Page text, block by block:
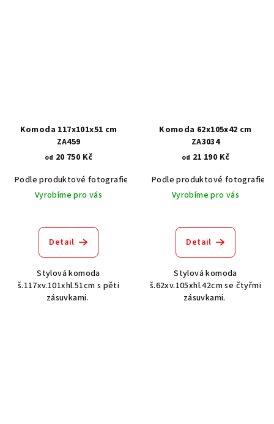
Komoda 117x101x51 cm
ZA459
od 20 750 Kč
Podle produktové fotografie
Akát vintage BT1551
Dub světlý
Vyrobíme pro vás
Detail
Stylová komoda
š.117xv.101xhl.51cm s pěti
zásuvkami.
Komoda 62x105x42 cm
ZA3034
od 21 190 Kč
Podle produktové fotografie
Vyrobíme pro vás
Detail
Stylová komoda
š.62xv.105xhl.42cm se čtyřmi
zásuvkami.